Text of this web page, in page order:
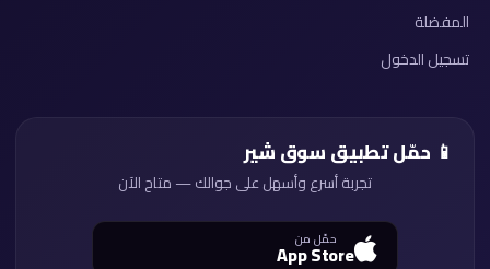
المفضلة
تسجيل الدخول
📱 حمّل تطبيق سوق شير
تجربة أسرع وأسهل على جوالك — متاح الآن
حمّل من
App Store